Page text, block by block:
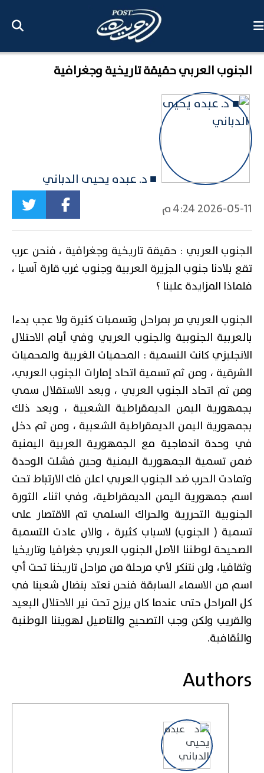
الجنوب العربي حقيقة تاريخية وجغرافية
■ د. عبده يحيى الدباني
2026-05-11 4:24 م
الجنوب العربي : حقيقة تاريخية وجغرافية ، فنحن عرب
تقع بلادنا جنوب الجزيرة العربية وجنوب غرب قارة آسيا ،
فلماذا المزايدة علينا ؟
الجنوب العربي مر بمراحل وتسميات كثيرة ولا عجب بدءا
بالعربية الجنوبية والجنوب العربي وفي أيام الاحتلال
الانجليزي كانت التسمية : المحميات الغربية والمحميات
الشرقية ، ومن ثم تسمية اتحاد إمارات الجنوب العربي،
ومن ثم اتحاد الجنوب العربي ، وبعد الاستقلال سمي
بجمهورية اليمن الديمقراطية الشعبية ، وبعد ذلك
بجمهورية اليمن الديمقراطية الشعبية ، ومن ثم دخل
في وحدة اندماجية مع الجمهورية العربية اليمنية
ضمن تسمية الجمهورية اليمنية وحين فشلت الوحدة
وتمادت الحرب ضد الجنوب العربي اعلن فك الارتباط تحت
اسم جمهورية اليمن الديمقراطية، وفي اثناء الثورة
الجنوبية التحررية والحراك السلمي تم الاقتصار على
تسمية ( الجنوب) لاسباب كثيرة ، والان عادت التسمية
الصحيحة لوطننا الأصل الجنوب العربي جغرافيا وتاريخيا
وثقافيا، ولن نتنكر لأي مرحلة من مراحل تاريخنا تحت أي
اسم من الاسماء السابقة فنحن نعتد بنضال شعبنا في
كل المراحل حتى عندما كان يرزح تحت نير الاحتلال البعيد
والقريب ولكن وجب التصحيح والتاصيل لهويتنا الوطنية
والثقافية.
Authors